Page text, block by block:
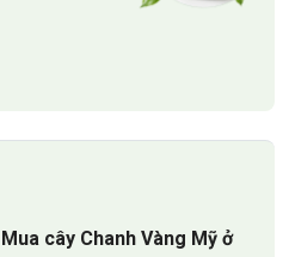
Mua cây Chanh Vàng Mỹ ở